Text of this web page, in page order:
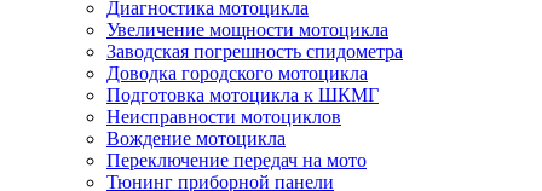
Диагноcтика мотоцикла
Увеличение мощности мотоцикла
Заводская погрешность спидометра
Доводка городского мотоцикла
Подготовка мотоцикла к ШКМГ
Неисправности мотоциклов
Вождение мотоцикла
Переключение передач на мото
Тюнинг приборной панели